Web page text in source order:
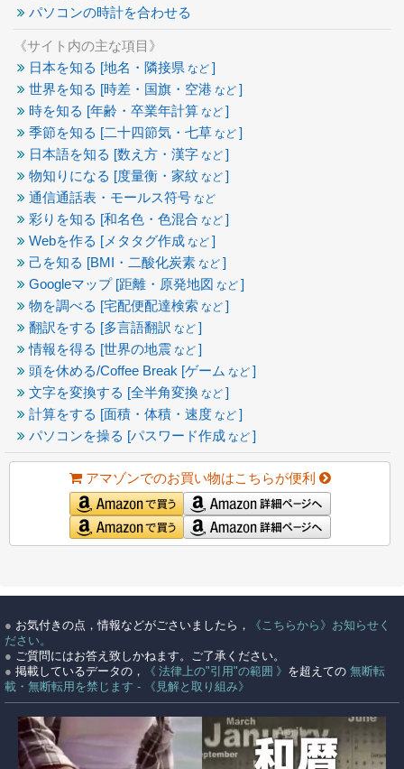
パソコンの時計を合わせる
《サイト内の主な項目》
日本を知る [地名・隣接県 など ]
世界を知る [時差・国旗・空港 など ]
時を知る [年齢・卒業年計算 など ]
季節を知る [二十四節気・七草 など ]
日本語を知る [数え方・漢字 など ]
物知りになる [度量衡・家紋 など ]
通信通話表・モールス符号 など
彩りを知る [和名色・色混合 など ]
Webを作る [メタタグ作成 など ]
己を知る [BMI・二酸化炭素 など ]
Googleマップ [距離・原発地図 など ]
物を調べる [宅配便配達検索 など ]
翻訳をする [多言語翻訳 など ]
情報を得る [世界の地震 など ]
頭を休める/Coffee Break [ゲーム など ]
文字を変換する [全半角変換 など ]
計算をする [面積・体積・速度 など ]
パソコンを操る [パスワード作成 など ]
アマゾンでのお買い物はこちらが便利
● お気付きの点，情報などがごさいましたら，
《こちらから》お知らせく
ださい。
● ご質問にはお答え致しかねます。ご了承ください。
● 掲載しているデータの， 《 法律上の"引用"の範囲 》 を超えての 無断転
載・無断転用を禁じます - 《見解と取り組み》